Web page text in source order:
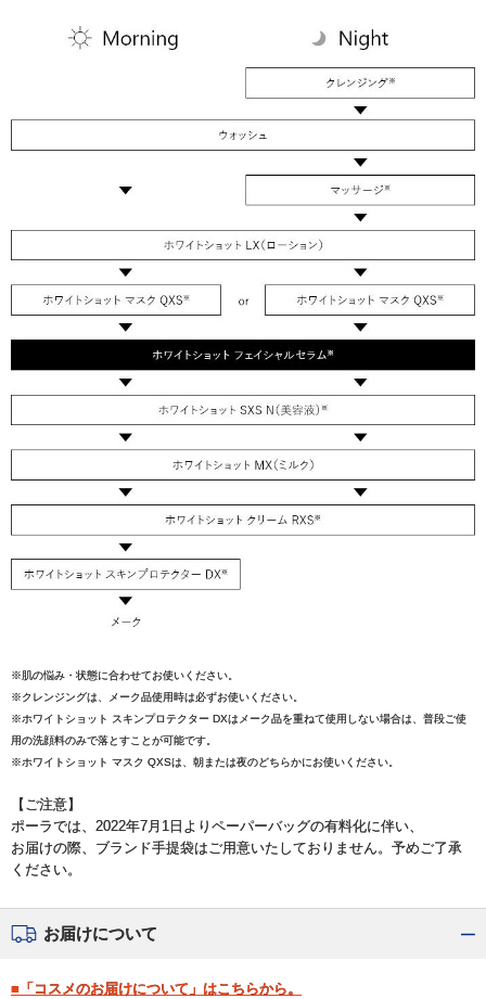
※肌の悩み・状態に合わせてお使いください。
※クレンジングは、メーク品使用時は必ずお使いください。
※ホワイトショット スキンプロテクター DXはメーク品を重ねて使用しない場合は、普段ご使
用の洗顔料のみで落とすことが可能です。
※ホワイトショット マスク QXSは、朝または夜のどちらかにお使いください。
【ご注意】
ポーラでは、2022年7月1日よりペーパーバッグの有料化に伴い、
お届けの際、ブランド手提袋はご用意いたしておりません。予めご了承
ください。
お届けについて
■「コスメのお届けについて」はこちらから。